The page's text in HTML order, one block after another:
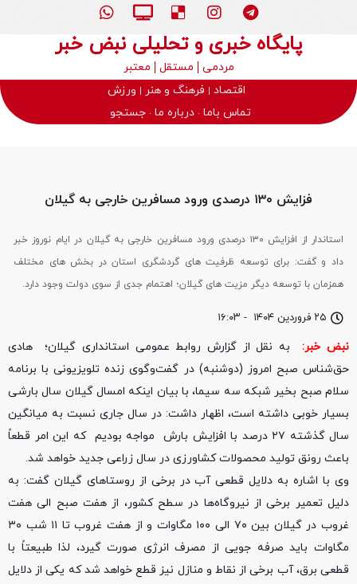
پایگاه خبری و تحلیلی نبض خبر
مردمی مستقل
معتبر
اقتصاد
فرهنگ و هنر
ورزش
تماس باما درباره ما جستجو
۲۵ فروردین ۱۴۰۴ - ۱۶:۰۳
فزایش ۱۳۰ درصدی ورود مسافرین خارجی به گیلان
استاندار از افزایش ۱۳۰ درصدی ورود مسافرین خارجی به گیلان در ایام نوروز خبر
داد و گفت: برای توسعه ظرفیت های گردشگری استان در بخش های مختلف
همزمان با توسعه دیگر مزیت های گیلان؛ اهتمام جدی از سوی دولت وجود دارد.
نبض خبر:به نقل از گزارش روابط عمومی استانداری گیلان؛ هادی
حق‌شناس صبح امروز (دوشنبه) در گفت‌وگوی زنده تلویزیونی با برنامه
سلام صبح بخیر شبکه سه سیما، با بیان اینکه امسال گیلان سال بارشی
بسیار خوبی داشته است، اظهار داشت: در سال جاری نسبت به میانگین
سال گذشته ۲۷ درصد با افزایش بارش مواجه بودیم که این امر قطعاً
باعث رونق تولید محصولات کشاورزی در سال زراعی جدید خواهد شد.
وی با اشاره به دلایل قطعی آب در برخی از روستاهای گیلان گفت: به
دلیل تعمیر برخی از نیروگاه‌ها در سطح کشور، از هفت صبح الی هفت
غروب در گیلان بین ۷۰ الی ۱۰۰ مگاوات و از هفت غروب تا ۱۱ شب ۳۰
مگاوات باید صرفه جویی از مصرف انرژی صورت گیرد، لذا طبیعتاً با
قطعی برق، آب برخی از نقاط و منازل نیز قطع خواهد شد که یکی از دلایل